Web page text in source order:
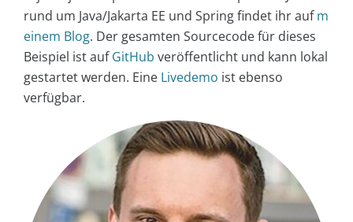
rund um Java/Jakarta EE und Spring findet ihr aufm
einem Blog. Der gesamten Sourcecode für dieses
Beispiel ist aufGitHub veröffentlicht und kann lokal
gestartet werden. Eine Livedemo ist ebenso
verfügbar.